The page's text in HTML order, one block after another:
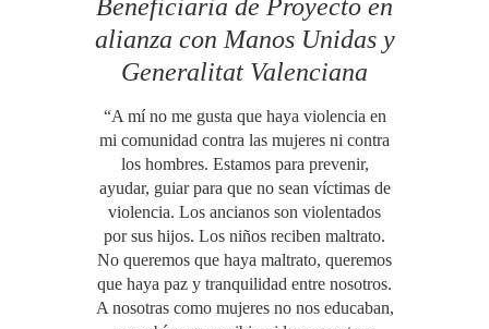
Beneficiaria de Proyecto en
alianza con Manos Unidas y
Generalitat Valenciana
“A mí no me gusta que haya violencia en
mi comunidad contra las mujeres ni contra
los hombres. Estamos para prevenir,
ayudar, guiar para que no sean víctimas de
violencia. Los ancianos son violentados
por sus hijos. Los niños reciben maltrato.
No queremos que haya maltrato, queremos
que haya paz y tranquilidad entre nosotros.
A nosotras como mujeres no nos educaban,